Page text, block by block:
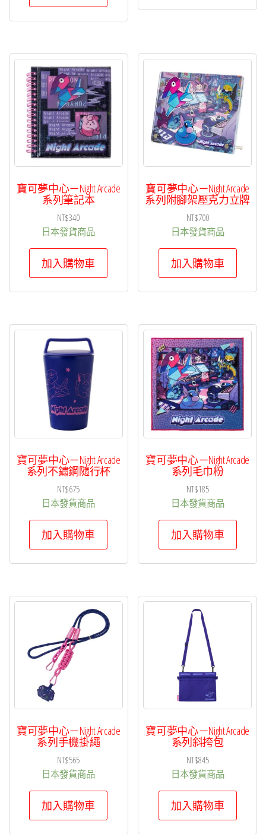
種
式。
可
在
產
品
頁
面
選
項
寶可夢中心－Night Arcade
系列筆記本
NT$340
日本發貨商品
加入購物車
寶可夢中心－Night Arcade
系列附腳架壓克力立牌
NT$700
日本發貨商品
加入購物車
寶可夢中心－Night Arcade
系列不鏽鋼隨行杯
NT$675
日本發貨商品
加入購物車
寶可夢中心－Night Arcade
系列毛巾粉
NT$185
日本發貨商品
加入購物車
寶可夢中心－Night Arcade
系列手機掛繩
NT$565
日本發貨商品
加入購物車
寶可夢中心－Night Arcade
系列斜挎包
NT$845
日本發貨商品
加入購物車